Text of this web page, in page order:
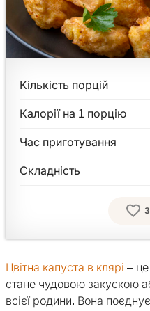
Кількість порцій
Калорії на 1 порцію
Час приготування
Складність
Цвітна капуста в клярі –
стане чудовою закускою
всієї родини. Вона поєднує